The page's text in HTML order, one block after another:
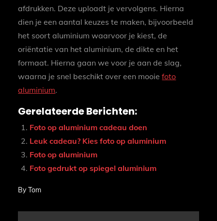
afdrukken. Deze uploadt je vervolgens. Hierna
dien je een aantal keuzes te maken, bijvoorbeeld
het soort aluminium waarvoor je kiest, de
oriëntatie van het aluminium, de dikte en het
formaat. Hierna gaan we voor je aan de slag,
waarna je snel beschikt over een mooiefoto
aluminium.
Gerelateerde Berichten:
Foto op aluminium cadeau doen
Leuk cadeau? Kies foto op aluminium
Foto op aluminium
Foto gedrukt op spiegel aluminium
ByTom